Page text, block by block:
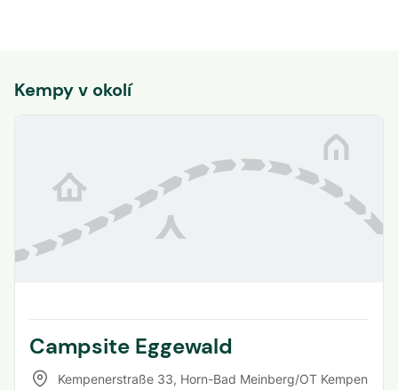
Kempy v okolí
Campsite Eggewald
Kempenerstraße 33, Horn-Bad Meinberg/OT Kempen